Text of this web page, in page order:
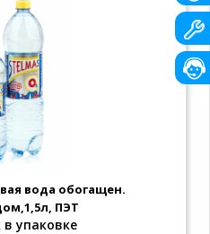
вода обогащен.
ПЭТ
упаковке